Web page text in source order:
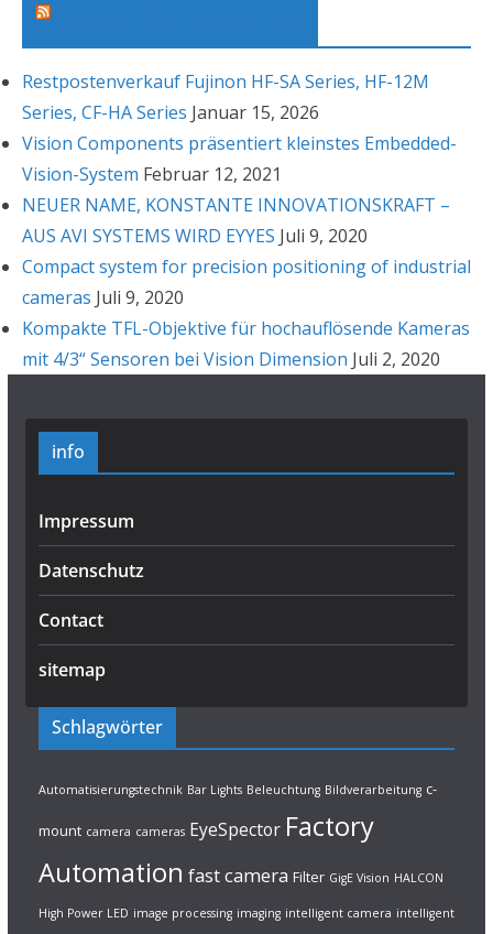
Restpostenverkauf Fujinon HF-SA Series, HF-12M
Series, CF-HA Series Januar 15, 2026
Vision Components präsentiert kleinstes Embedded-
Vision-System Februar 12, 2021
NEUER NAME, KONSTANTE INNOVATIONSKRAFT –
AUS AVI SYSTEMS WIRD EYYES Juli 9, 2020
Compact system for precision positioning of industrial
cameras Juli 9, 2020
Kompakte TFL-Objektive für hochauflösende Kameras
mit 4/3“ Sensoren bei Vision Dimension Juli 2, 2020
info
Impressum
Datenschutz
Contact
sitemap
Schlagwörter
Automatisierungstechnik Bar Lights Beleuchtung Bildverarbeitung c-
mount camera cameras EyeSpector Factory
Automation fast camera Filter GigE Vision HALCON
High Power LED image processing imaging intelligent camera intelligent